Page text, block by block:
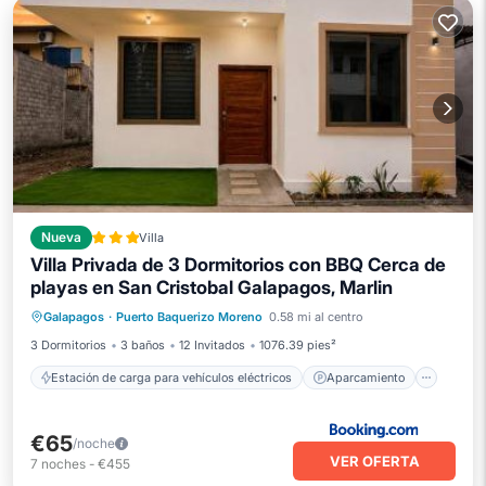
Nueva Villa
Villa Privada de 3 Dormitorios con BBQ Cerca de
playas en San Cristobal Galapagos, Marlin
Galapagos · Puerto Baquerizo Moreno 0.58 mi al centro
3 Dormitorios
3 baños 12 Invitados 1076.39 pies²
Estación de carga para vehículos eléctricos Aparcamiento
Estación de carga para vehículos eléctricos
Aparcamiento
Aire acondicionado
Internet
€65/noche
7 noches - €455 VER OFERTA